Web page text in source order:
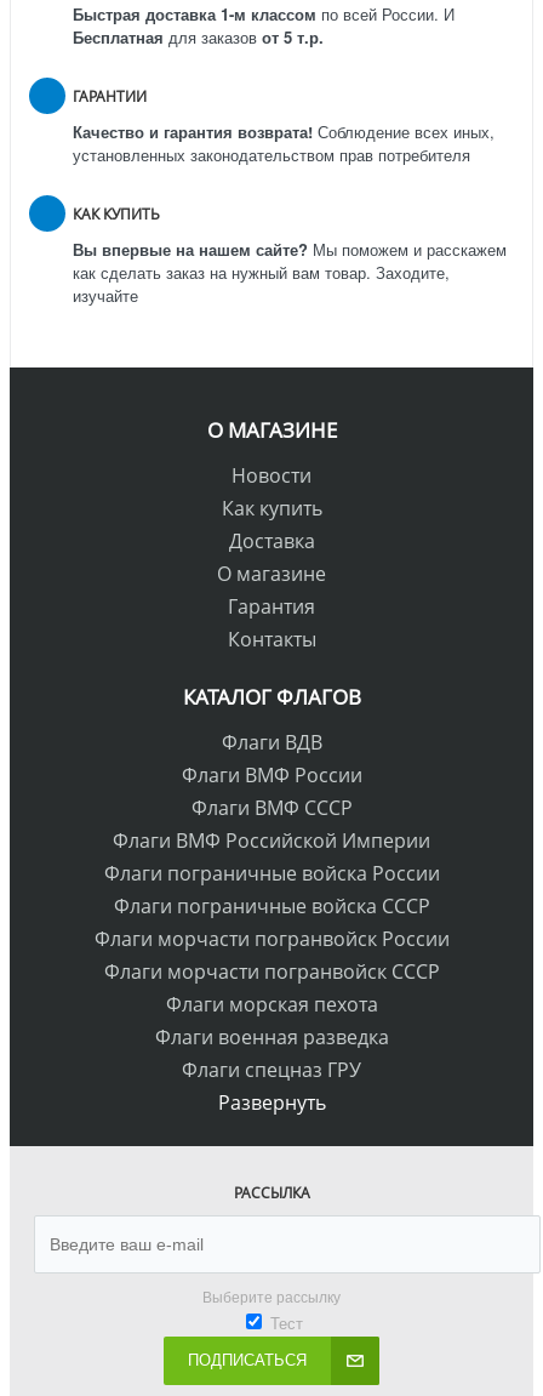
Быстрая доставка 1-м классом по всей России. И
Бесплатная для заказов от 5 т.р.
ГАРАНТИИ
Качество и гарантия возврата! Соблюдение всех иных,
установленных законодательством прав потребителя
КАК КУПИТЬ
Вы впервые на нашем сайте? Мы поможем и расскажем
как сделать заказ на нужный вам товар. Заходите,
изучайте
О МАГАЗИНЕ
Новости
Как купить
Доставка
О магазине
Гарантия
Контакты
КАТАЛОГ ФЛАГОВ
Флаги ВДВ
Флаги ВМФ России
Флаги ВМФ СССР
Флаги ВМФ Российской Империи
Флаги пограничные войска России
Флаги пограничные войска СССР
Флаги морчасти погранвойск России
Флаги морчасти погранвойск СССР
Флаги морская пехота
Флаги военная разведка
Флаги спецназ ГРУ
Развернуть
РАССЫЛКА
Выберите рассылку
Тест
ПОДПИСАТЬСЯ